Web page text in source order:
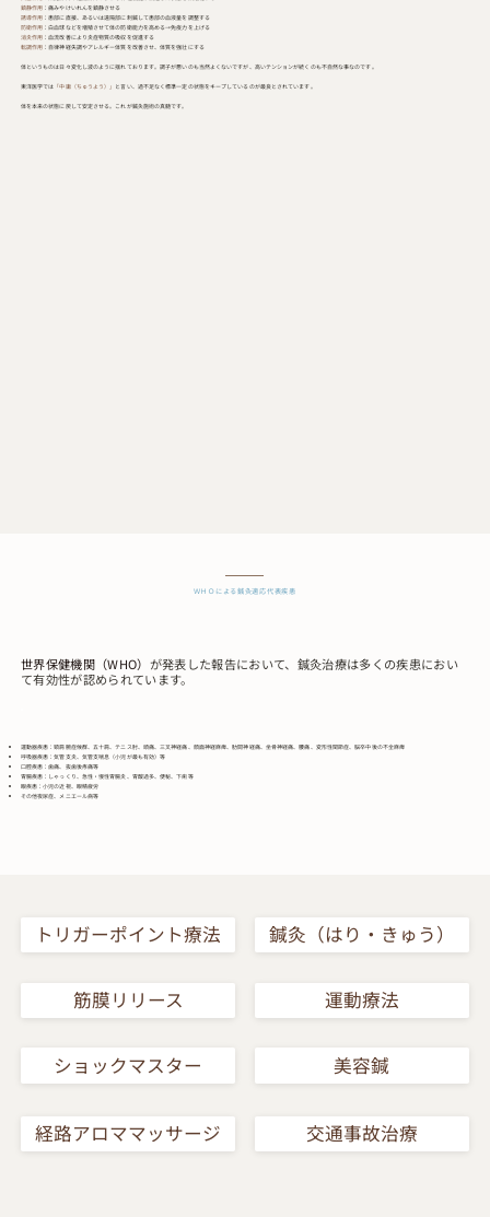
鎮静作用 ：痛みやけいれんを鎮静させる
誘導作用 ：患部に直接、あるいは遠隔部に刺鍼して患部の血液量を調整する
防衛作用 ：白血球などを増殖させて体の防衛能力を高める→免疫力を上げる
消炎作用 ：血流改善により炎症物質の吸収を促進する
転調作用 ：自律神経失調やアレルギー体質を改善させ、体質を強壮にする
体というものは日々変化し波のように揺れております。調子が悪いのも当然よくないですが、高いテンションが続くのも不自然な事なのです。
東洋医学では 「中庸（ちゅうよう）」 と言い、過不足なく標準一定の状態をキープしているのが最良とされています。
体を本来の状態に戻して安定させる。これが鍼灸施術の真髄です。
世界保健機関（WHO） が発表した報告において、鍼灸治療は多くの疾患におい
て有効性が認められています。
運動器疾患：頸肩腕症候群、五十肩、テニス肘、頭痛、三叉神経痛、顔面神経麻痺、肋間神経痛、坐骨神経痛、腰痛、変形性関節症、脳卒中後の不全麻痺
呼吸器疾患：気管支炎、気管支喘息（小児が最も有効）等
口腔疾患：歯痛、抜歯後疼痛等
胃腸疾患：しゃっくり、急性・慢性胃腸炎、胃酸過多、便秘、下痢等
眼疾患：小児の近視、眼精疲労
その他夜尿症、メニエール病等
ＷＨＯによる鍼灸適応代表疾患
トリガーポイント療法 鍼灸（はり・きゅう）
筋膜リリース 運動療法
ショックマスター 美容鍼
経路アロママッサージ ⁨⁩交通事故治療